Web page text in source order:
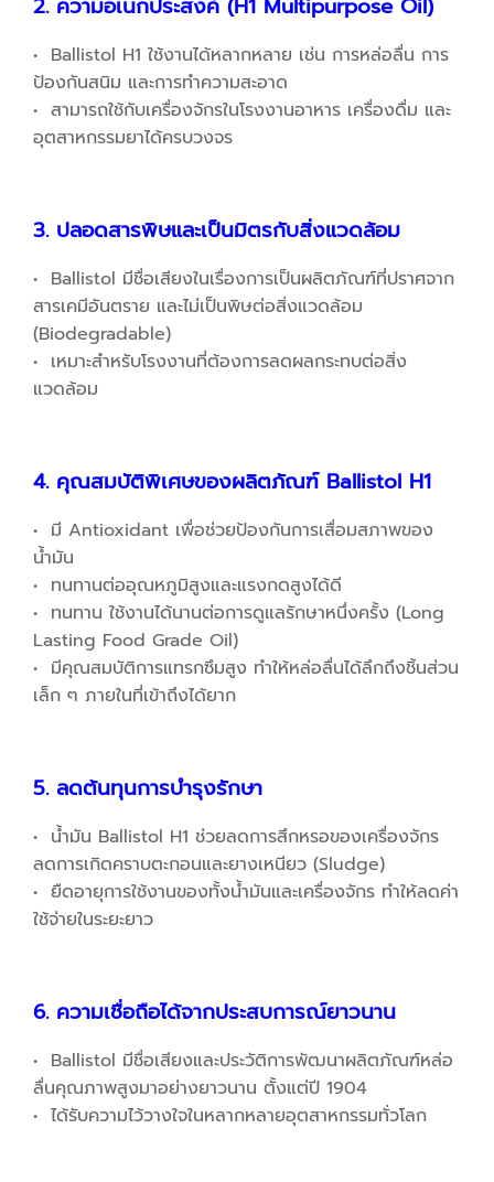
2. ความอเนกประสงค์ (H1 Multipurpose Oil)
• Ballistol H1 ใช้งานได้หลากหลาย เช่น การหล่อลื่น การ
ป้องกันสนิม และการทำความสะอาด
• สามารถใช้กับเครื่องจักรในโรงงานอาหาร เครื่องดื่ม และ
อุตสาหกรรมยาได้ครบวงจร
3. ปลอดสารพิษและเป็นมิตรกับสิ่งแวดล้อม
• Ballistol มีชื่อเสียงในเรื่องการเป็นผลิตภัณฑ์ที่ปราศจาก
สารเคมีอันตราย และไม่เป็นพิษต่อสิ่งแวดล้อม
(Biodegradable)
• เหมาะสำหรับโรงงานที่ต้องการลดผลกระทบต่อสิ่ง
แวดล้อม
4. คุณสมบัติพิเศษของผลิตภัณฑ์ Ballistol H1
• มี Antioxidant เพื่อช่วยป้องกันการเสื่อมสภาพของ
น้ำมัน
• ทนทานต่ออุณหภูมิสูงและแรงกดสูงได้ดี
• ทนทาน ใช้งานได้นานต่อการดูแลรักษาหนึ่งครั้ง (Long
Lasting Food Grade Oil)
• มีคุณสมบัติการแทรกซึมสูง ทำให้หล่อลื่นได้ลึกถึงชิ้นส่วน
เล็ก ๆ ภายในที่เข้าถึงได้ยาก
5. ลดต้นทุนการบำรุงรักษา
• น้ำมัน Ballistol H1 ช่วยลดการสึกหรอของเครื่องจักร
ลดการเกิดคราบตะกอนและยางเหนียว (Sludge)
• ยืดอายุการใช้งานของทั้งน้ำมันและเครื่องจักร ทำให้ลดค่า
ใช้จ่ายในระยะยาว
6. ความเชื่อถือได้จากประสบการณ์ยาวนาน
• Ballistol มีชื่อเสียงและประวัติการพัฒนาผลิตภัณฑ์หล่อ
ลื่นคุณภาพสูงมาอย่างยาวนาน ตั้งแต่ปี 1904
• ได้รับความไว้วางใจในหลากหลายอุตสาหกรรมทั่วโลก